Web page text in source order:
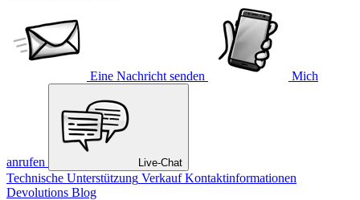
Eine Nachricht senden Mich
anrufen Live-Chat
Technische Unterstützung Verkauf Kontaktinformationen
Devolutions Blog